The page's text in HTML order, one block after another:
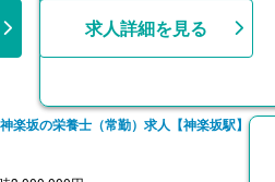
（0円-500,000円）※前年度実績
り（上限50,000円）
（0円-5,000円/月）※前年度実績
求人詳細を見る
楽坂の栄養士（常勤）求人【神楽坂駅】